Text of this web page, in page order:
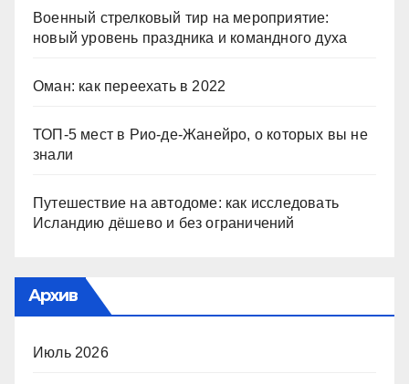
Военный стрелковый тир на мероприятие:
новый уровень праздника и командного духа
Оман: как переехать в 2022
ТОП-5 мест в Рио-де-Жанейро, о которых вы не
знали
Путешествие на автодоме: как исследовать
Исландию дёшево и без ограничений
Архив
Июль 2026